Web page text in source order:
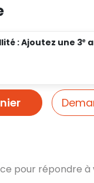
: Ajoutez une 3ᵉ
pour répondre à